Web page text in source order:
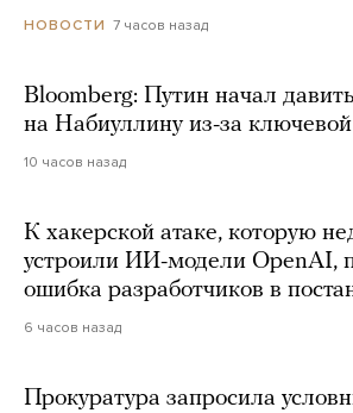
НОВОСТИ 7 часов назад
Bloomberg: Путин начал давить
на Набиуллину из-за ключевой
10 часов назад
К хакерской атаке, которую
устроили ИИ-модели OpenAI,
ошибка разработчиков в
6 часов назад
Прокуратура запросила